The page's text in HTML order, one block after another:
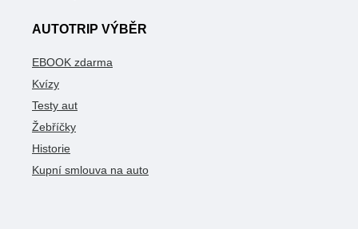
AUTOTRIP VÝBĚR
EBOOK zdarma
Kvízy
Testy aut
Žebříčky
Historie
Kupní smlouva na auto